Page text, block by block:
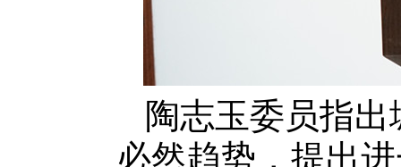
陶志玉委员指
必然趋势，提出